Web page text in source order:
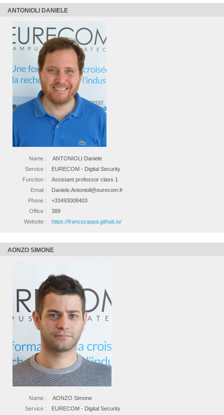
ANTONIOLI DANIELE
Name :
ANTONIOLI Daniele
Service :
EURECOM - Digital Security
Function :
Assistant professor class 1
Email :
Daniele.Antonioli@eurecom.fr
Phone :
+33493008403
Office :
389
Website :
https://francozappa.github.io/
AONZO SIMONE
Name :
AONZO Simone
Service :
EURECOM - Digital Security